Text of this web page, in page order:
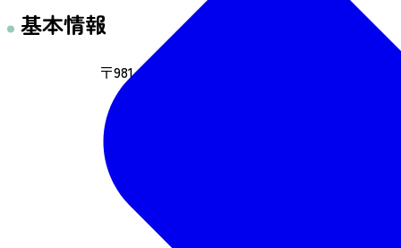
基本情報
〒981-0915 宮城県仙台市青葉区通町1丁目3-16